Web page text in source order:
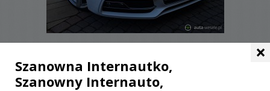
FORMULARZ KONTAKTOWY
×
Szanowna Internautko,
Szanowny Internauto,